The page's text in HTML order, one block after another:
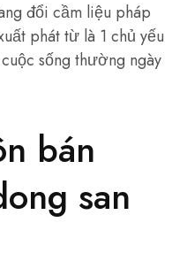
đổi cầm liệu pháp
phát từ là 1 chủ yếu
sống thường ngày
bán
san